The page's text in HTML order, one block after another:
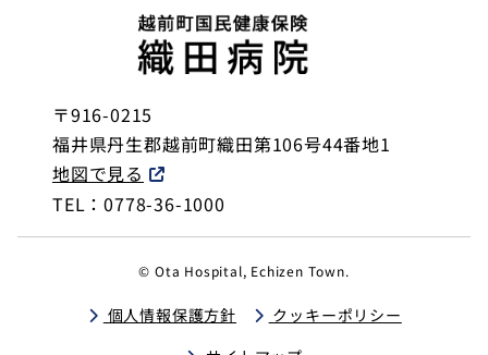
〒916-0215
福井県丹生郡越前町織田第106号44番地1
地図で見る
TEL：0778-36-1000
© Ota Hospital, Echizen Town.
個人情報保護方針
クッキーポリシー